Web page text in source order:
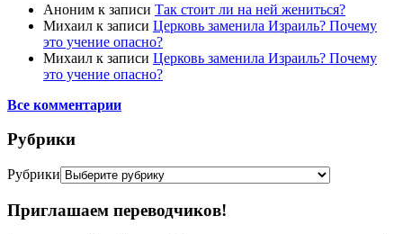
Аноним к записи Так стоит ли на ней жениться?
Михаил к записи Церковь заменила Израиль? Почему
это учение опасно?
Михаил к записи Церковь заменила Израиль? Почему
это учение опасно?
Все комментарии
Рубрики
Рубрики
Приглашаем переводчиков!